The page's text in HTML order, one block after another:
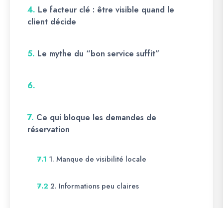
4. Le facteur clé : être visible quand le
client décide
5. Le mythe du “bon service suffit”
6.
7. Ce qui bloque les demandes de
réservation
7.1 1. Manque de visibilité locale
7.2 2. Informations peu claires